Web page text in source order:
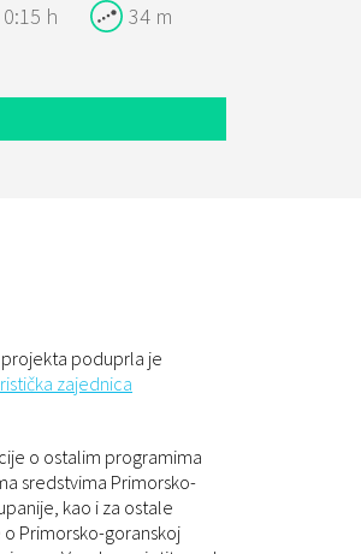
0:15 h 34 m
poduprla je
zajednica
o ostalim programima
sredstvima Primorsko-
kao i za ostale
Primorsko-goranskoj